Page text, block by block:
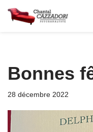
Bonnes
28 décembre 2022